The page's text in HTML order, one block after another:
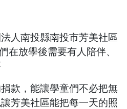
人南投縣南投市芳美社區
在放學後需要有人陪伴、
款，能讓學童們不必把無
芳美社區能把每一天的照